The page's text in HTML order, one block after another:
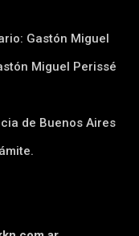
Gastón Miguel
Miguel Perissé
de Buenos Aires